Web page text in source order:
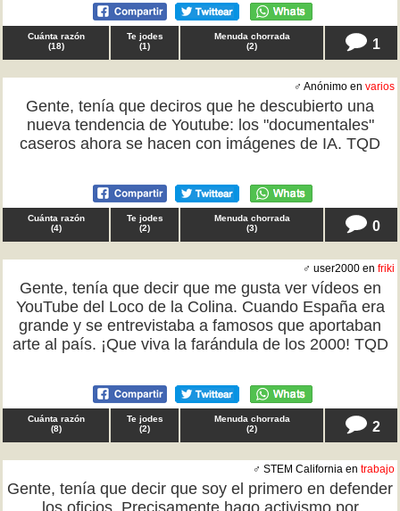
Cuánta razón
(18)
Te jodes
(1)
Menuda chorrada
(2) 1
♂ Anónimo en varios
Gente, tenía que deciros que he descubierto una
nueva tendencia de Youtube: los "documentales"
caseros ahora se hacen con imágenes de IA. TQD
Cuánta razón
(4)
Te jodes
(2)
Menuda chorrada
(3) 0
♂ user2000 en friki
Gente, tenía que decir que me gusta ver vídeos en
YouTube del Loco de la Colina. Cuando España era
grande y se entrevistaba a famosos que aportaban
arte al país. ¡Que viva la farándula de los 2000! TQD
Cuánta razón
(8)
Te jodes
(2)
Menuda chorrada
(2) 2
♂ STEM California en trabajo
Gente, tenía que decir que soy el primero en defender
los oficios. Precisamente hago activismo por